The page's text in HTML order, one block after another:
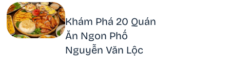
Khám Phá 20 Quán
Ăn Ngon Phố
Nguyễn Văn Lộc